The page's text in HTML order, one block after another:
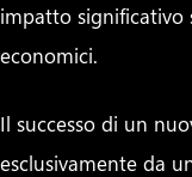
impatto significativo
economici.
Il successo di un
esclusivamente da